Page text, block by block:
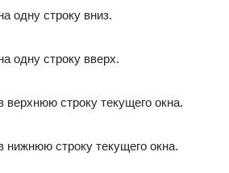
одну строку вниз.
одну строку вверх.
верхнюю строку текущего окна.
нижнюю строку текущего окна.